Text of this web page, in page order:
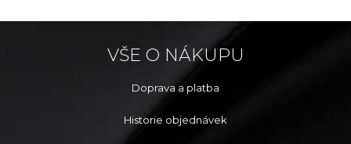
VŠE O NÁKUPU
Doprava a platba
Historie objednávek